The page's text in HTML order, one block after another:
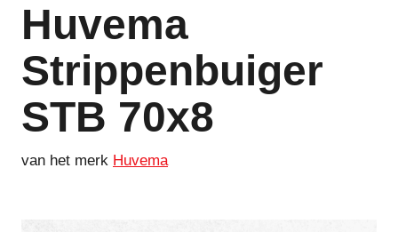
Huvema
Strippenbuiger
STB 70x8
van het merk Huvema